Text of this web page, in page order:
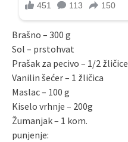
Brašno – 300 g
Sol – prstohvat
Prašak za pecivo – 1/2 žličice
Vanilin šećer – 1 žličica
Maslac – 100 g
Kiselo vrhnje – 200g
Žumanjak – 1 kom.
punjenje: